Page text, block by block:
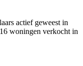
actief geweest in
woningen verkocht in